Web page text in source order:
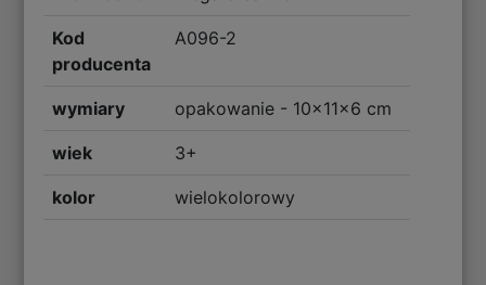
Kod
producenta
A096-2
wymiary opakowanie - 10x11x6 cm
wiek 3+
kolor wielokolorowy